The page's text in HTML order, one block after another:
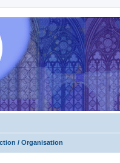
/ Organisation